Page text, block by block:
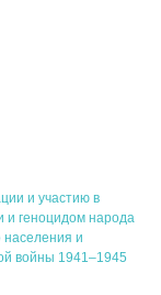
и участию в
и геноцидом народа
населения и
войны 1941–1945